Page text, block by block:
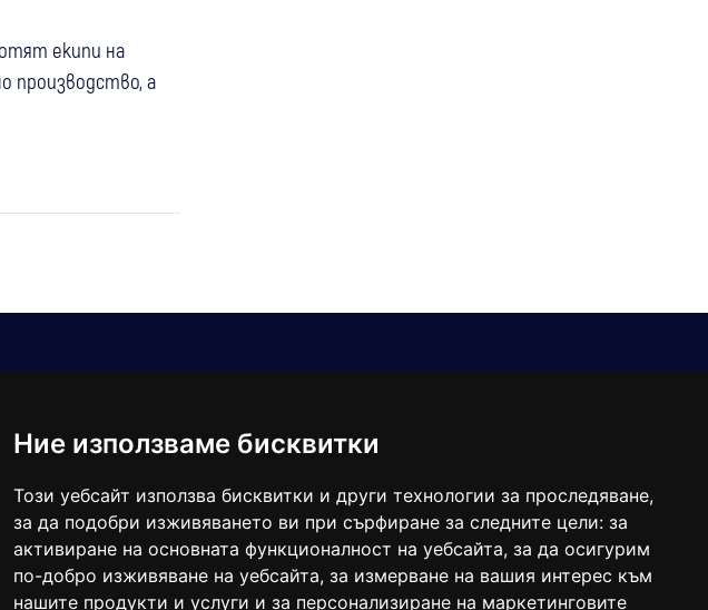
Ние използваме бисквитки
Този уебсайт използва бисквитки и други технологии за проследяване,
за да подобри изживяването ви при сърфиране за следните цели: за
активиране на основната функционалност на уебсайта, за да осигурим
по-добро изживяване на уебсайта, за измерване на вашия интерес към
нашите продукти и услуги и за персонализиране на маркетинговите
екипи на
производство, а
Ботев" 43
и абонаменти
balgarkanews@gmail.com